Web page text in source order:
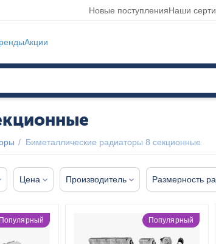
Новые поступленияНаши
Акции
/ Биметаллические радиаторы 8 секционные
Цена Производитель Размерность
Популярный Популярный